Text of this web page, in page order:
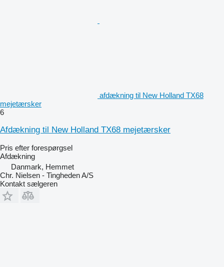
afdækning til New Holland TX68
mejetærsker
6
Afdækning til New Holland TX68 mejetærsker
Pris efter forespørgsel
Afdækning
Danmark, Hemmet
Chr. Nielsen - Tingheden A/S
Kontakt sælgeren